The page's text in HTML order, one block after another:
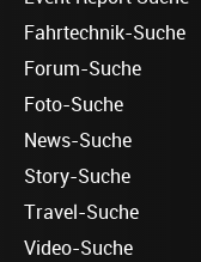
Fahrtechnik-Suche
Forum-Suche
Foto-Suche
News-Suche
Story-Suche
Travel-Suche
Video-Suche